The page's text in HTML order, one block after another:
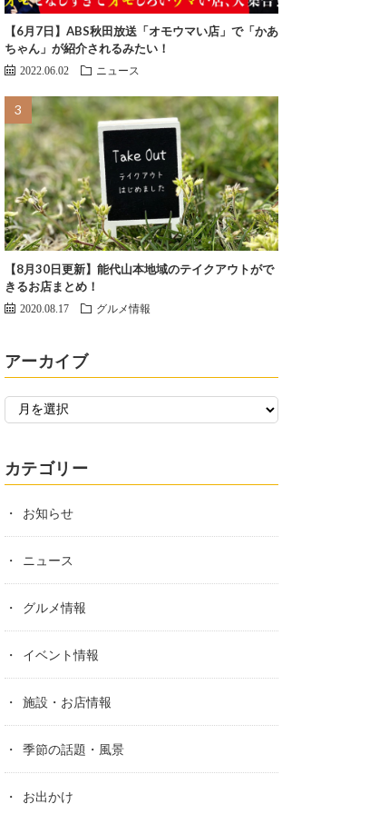
【6月7日】ABS秋田放送「オモウマい店」で「かあ
ちゃん」が紹介されるみたい！
2022.06.02 ニュース
【8月30日更新】能代山本地域のテイクアウトがで
きるお店まとめ！
2020.08.17 グルメ情報
アーカイブ
カテゴリー
お知らせ
ニュース
グルメ情報
イベント情報
施設・お店情報
季節の話題・風景
お出かけ